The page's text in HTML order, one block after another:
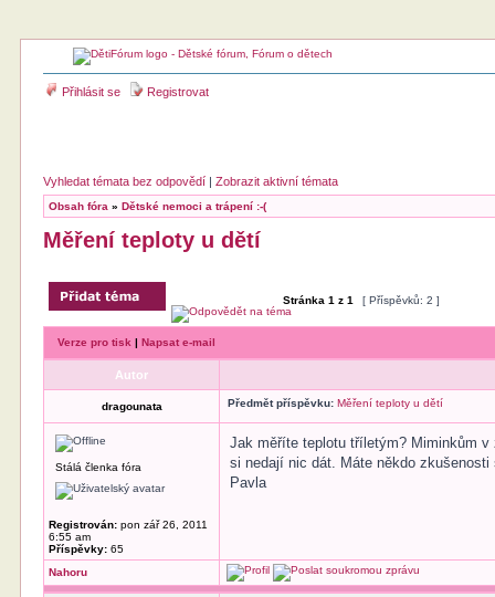
Přihlásit se Registrovat
Vyhledat témata bez odpovědí |Zobrazit aktivní témata
Obsah fóra »Dětské nemoci a trápení :-(
Měření teploty u dětí
Stránka1 z1 [ Příspěvků: 2 ]
Verze pro tisk |Napsat e-mail
Autor
dragounata Předmět příspěvku: Měření teploty u dětí
Stálá členka fóra
Registrován: pon zář 26, 2011
6:55 am
Příspěvky: 65
Jak měříte teplotu tříletým? Miminkům
si nedají nic dát. Máte někdo
Pavla
Nahoru